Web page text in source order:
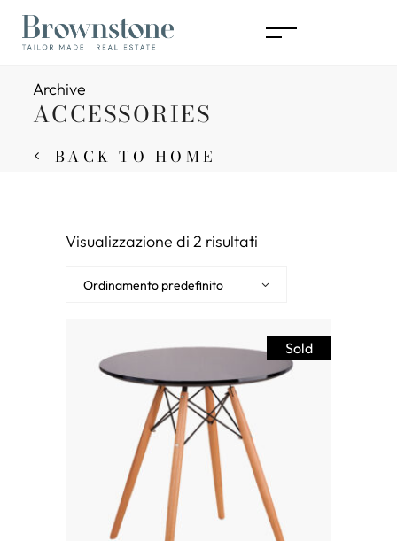
Archive
ACCESSORIES
BACK TO HOME
Visualizzazione di 2 risultati
Ordinamento predefinito
Sold